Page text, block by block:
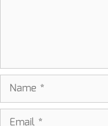
Name
Email